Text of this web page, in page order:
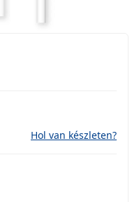
Hol van készleten?